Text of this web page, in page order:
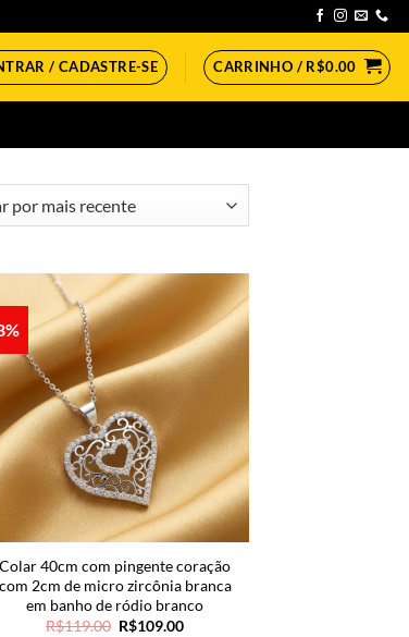
/ CADASTRE-SE CARRINHO / R$0.00
Colar 40cm com pingente coração
com 2cm de micro zircônia branca
em banho de ródio branco
R$119.00 O
R$109.00O